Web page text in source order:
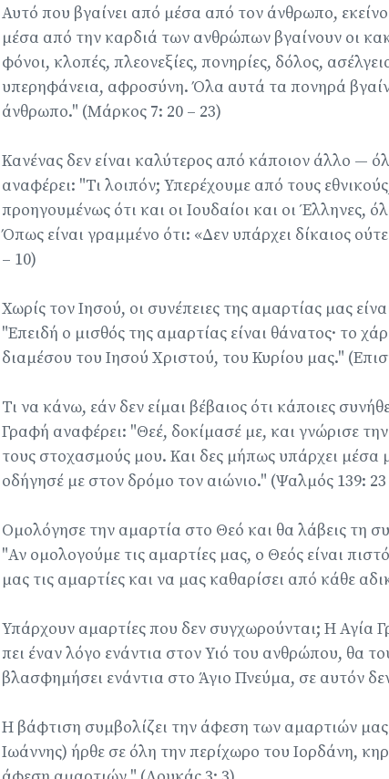
Αυτό που βγαίνει από μέσα από τον άνθρωπο,
μέσα από την καρδιά των ανθρώπων βγαίνουν οι
φόνοι, κλοπές, πλεονεξίες, πονηρίες, δόλος,
υπερηφάνεια, αφροσύνη. Όλα αυτά τα πονηρά
άνθρωπο." (Μάρκος 7: 20 – 23)
Κανένας δεν είναι καλύτερος από κάποιον άλλο —
αναφέρει: "Τι λοιπόν; Υπερέχουμε από τους
προηγουμένως ότι και οι Ιουδαίοι και οι Έλληνες,
Όπως είναι γραμμένο ότι: «Δεν υπάρχει δίκαιος
– 10)
Χωρίς τον Ιησού, οι συνέπειες της αμαρτίας μας
"Επειδή ο μισθός της αμαρτίας είναι θάνατος· το
διαμέσου του Ιησού Χριστού, του Κυρίου μας."
Τι να κάνω, εάν δεν είμαι βέβαιος ότι κάποιες
Γραφή αναφέρει: "Θεέ, δοκίμασέ με, και γνώρισε
τους στοχασμούς μου. Και δες μήπως υπάρχει μέσα
οδήγησέ με στον δρόμο τον αιώνιο." (Ψαλμός 139: 23
Ομολόγησε την αμαρτία στο Θεό και θα λάβεις τη
"Αν ομολογούμε τις αμαρτίες μας, ο Θεός είναι
μας τις αμαρτίες και να μας καθαρίσει από κάθε
Υπάρχουν αμαρτίες που δεν συγχωρούνται; Η Αγία
πει έναν λόγο ενάντια στον Υιό του ανθρώπου, θα
βλασφημήσει ενάντια στο Άγιο Πνεύμα, σε αυτόν
Η βάφτιση συμβολίζει την άφεση των αμαρτιών
Ιωάννης) ήρθε σε όλη την περίχωρο του Ιορδάνη,